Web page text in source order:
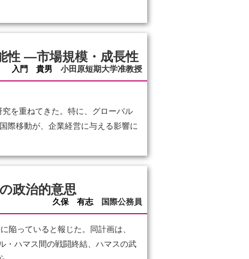
性 ―市場規模・成長性
入門 貴男 小田原短期大学准教授
を重ねてきた。特に、グローバル
際移動が、企業経営に与える影響に
政治的意思
久保 有志 国際公務員
陥っていると報じた。同計画は、
・ハマス間の戦闘終結、ハマスの武